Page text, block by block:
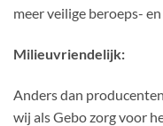
meer veilige beroeps-
Milieuvriendelijk:
Anders dan
wij als Gebo zorg voor